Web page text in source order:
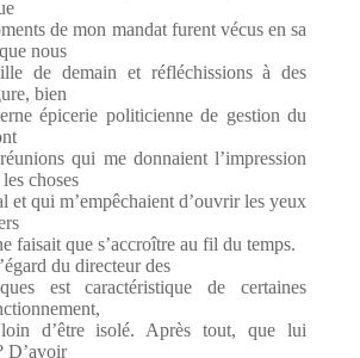
de mon mandat furent vécus en sa
nous
de demain et réfléchissions à des
bien
épicerie politicienne de gestion du
qui me donnaient l’impression
choses
et qui m’empêchaient d’ouvrir les yeux
faisait que s’accroître au fil du temps.
du directeur des
est caractéristique de certaines
d’être isolé. Après tout, que lui
D’avoir